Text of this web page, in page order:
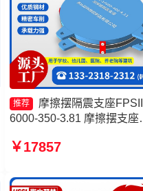
推荐
摩擦摆隔震支座
6000-350-3.81 摩擦摆支座
1000-350-3.81生产厂家 摩
4.11厂家
￥17857